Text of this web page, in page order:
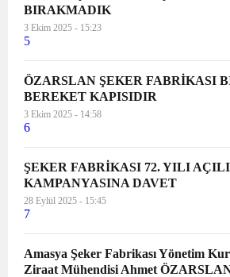
BIRAKMADIK
3 Ekim 2025 - 15:23
5
ÖZARSLAN ŞEKER FABRİKASI
BEREKET KAPISIDIR
3 Ekim 2025 - 14:58
6
ŞEKER FABRİKASI 72. YILI
KAMPANYASINA DAVET
28 Eylül 2025 - 15:45
7
Amasya Şeker Fabrikası Yönetim
Ziraat Mühendisi Ahmet